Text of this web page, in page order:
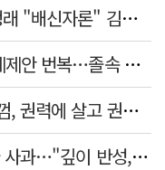
민주당 제주 연설회 난타전…정청래 "배신자론" 김민석 "관리 무능"
국힘 "李대통령, 국민 반발하자 세제안 번복…졸속 국정 즉각 중단"
홍준표, 한동훈 맹폭…"조선제일껌, 권력에 살고 권력에 죽었다"
'심판 성접대' 논란 축구협회 결국 사과…"깊이 반성, 쇄신하겠다"